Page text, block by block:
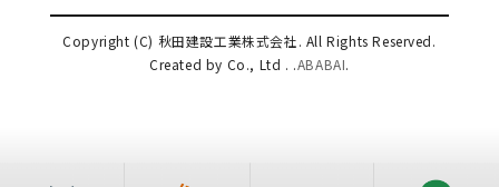
Copyright (C) 秋田建設工業株式会社. All Rights Reserved.
Created by Co., Ltd . .ABABAI.